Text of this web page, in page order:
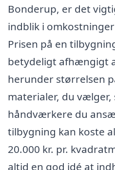
Bonderup, er det
indblik i
Prisen på en
betydeligt afhængigt
herunder størrelsen
materialer, du
håndværkere du
tilbygning kan koste
20.000 kr. pr.
altid en god idé at